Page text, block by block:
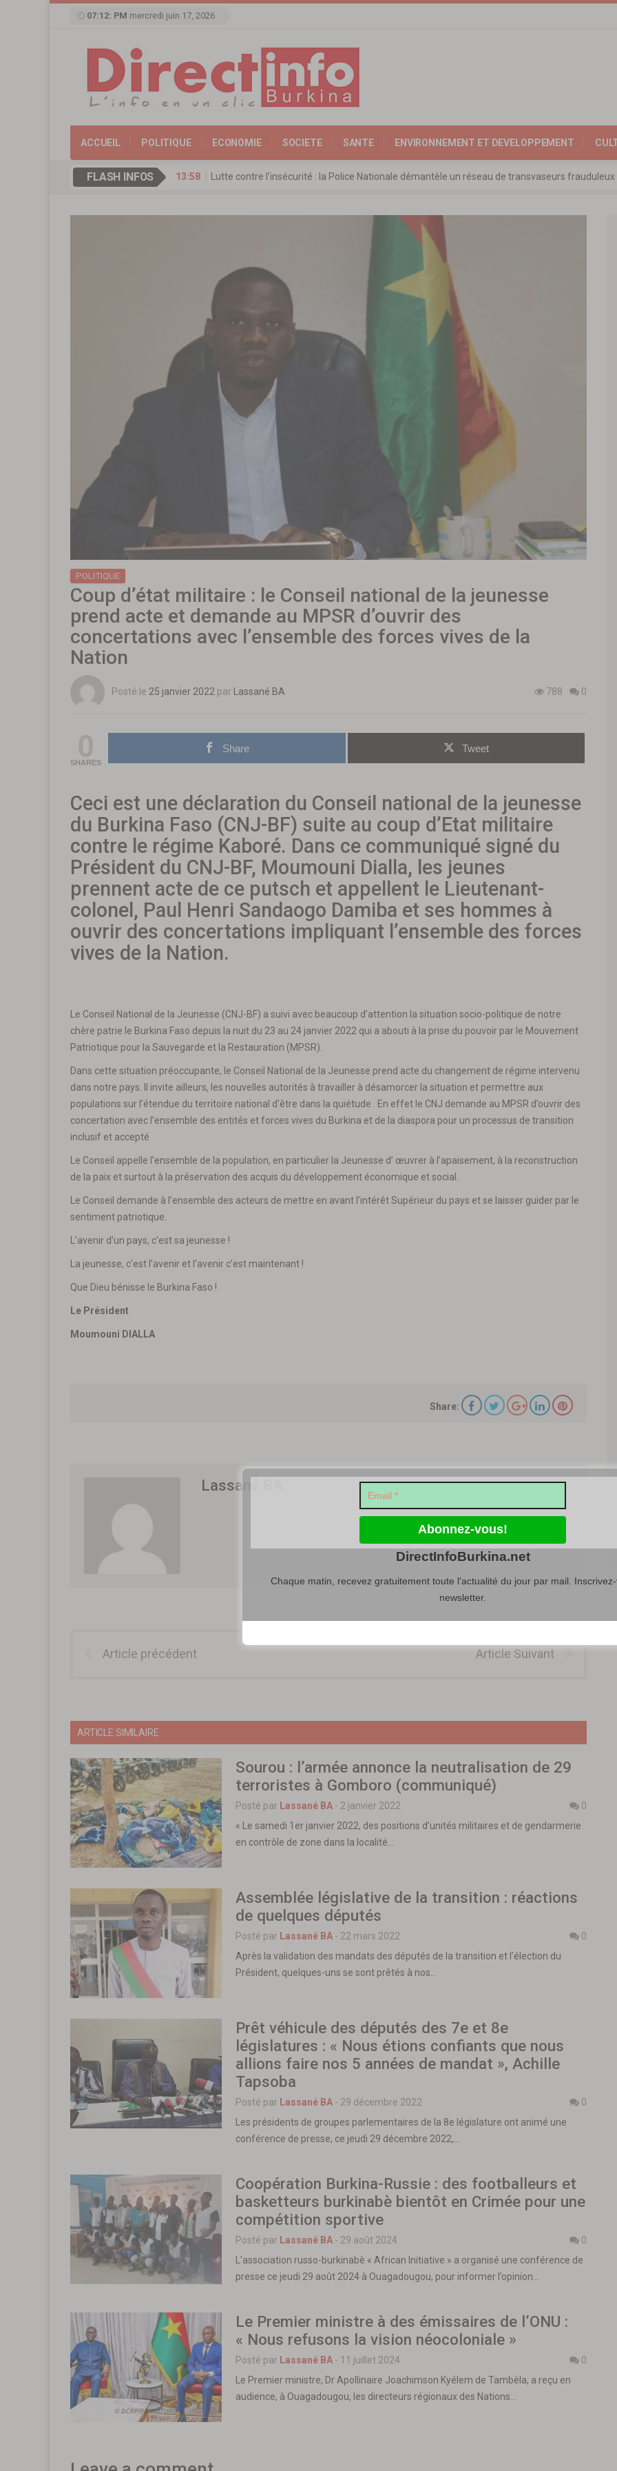
07:12: PM mercredi juin 17, 2026
ACCUEIL POLITIQUE ECONOMIE SOCIETE SANTE ENVIRONNEMENT ET DEVELOPPEMENT
FLASH INFOS 13:58
Lutte contre l’insécurité : la Police Nationale démantèle un réseau de transvaseurs
13:09
Réserve militaire au Burkina Faso : la nouvelle loi adoptée à l’unanimité
Mémorial Thomas-Sankara: les ministres chargés du Commerce de l’AES ravivent leurs
POLITIQUE
Coup d’état militaire : le Conseil national de la jeunesse
prend acte et demande au MPSR d’ouvrir des
concertations avec l’ensemble des forces vives de la
Nation
Posté le 25 janvier 2022 par Lassané BA 788 0
SHARES
Share Tweet
Ceci est une déclaration du Conseil national de la jeunesse
du Burkina Faso (CNJ-BF) suite au coup d’Etat militaire
contre le régime Kaboré. Dans ce communiqué signé du
Président du CNJ-BF, Moumouni Dialla, les jeunes
prennent acte de ce putsch et appellent le Lieutenant-
colonel, Paul Henri Sandaogo Damiba et ses hommes à
ouvrir des concertations impliquant l’ensemble des forces
vives de la Nation.
Le Conseil National de la Jeunesse (CNJ-BF) a suivi avec beaucoup d’attention la situation socio-politique de notre
chère patrie le Burkina Faso depuis la nuit du 23 au 24 janvier 2022 qui a abouti à la prise du pouvoir par le Mouvement
Patriotique pour la Sauvegarde et la Restauration (MPSR).
Dans cette situation préoccupante, le Conseil National de la Jeunesse prend acte du changement de régime intervenu
dans notre pays. Il invite ailleurs, les nouvelles autorités à travailler à désamorcer la situation et permettre aux
populations sur l’étendue du territoire national d’être dans la quiétude . En effet le CNJ demande au MPSR d’ouvrir des
concertation avec l’ensemble des entités et forces vives du Burkina et de la diaspora pour un processus de transition
inclusif et accepté
Le Conseil appelle l’ensemble de la population, en particulier la Jeunesse d’ œuvrer à l’apaisement, à la reconstruction
de la paix et surtout à la préservation des acquis du développement économique et social.
Le Conseil demande à l’ensemble des acteurs de mettre en avant l’intérêt Supérieur du pays et se laisser guider par le
sentiment patriotique.
L’avenir d’un pays, c’est sa jeunesse !
La jeunesse, c’est l’avenir et l’avenir c’est maintenant !
Que Dieu bénisse le Burkina Faso !
Le Président
Moumouni DIALLA
Share:
Lassané BA
Article précédent Article Suivant
ARTICLE SIMILAIRE
Sourou : l’armée annonce la neutralisation de 29
terroristes à Gomboro (communiqué)
Posté par Lassané BA - 2 janvier 2022
0
« Le samedi 1er janvier 2022, des positions d’unités militaires et de gendarmerie
en contrôle de zone dans la localité…
Assemblée législative de la transition : réactions
de quelques députés
Posté par Lassané BA - 22 mars 2022
0
Après la validation des mandats des députés de la transition et l’élection du
Président, quelques-uns se sont prêtés à nos…
Prêt véhicule des députés des 7e et 8e
législatures : « Nous étions confiants que nous
allions faire nos 5 années de mandat », Achille
Tapsoba
Posté par Lassané BA - 29 décembre 2022
0
Les présidents de groupes parlementaires de la 8e législature ont animé une
conférence de presse, ce jeudi 29 décembre 2022,…
Coopération Burkina-Russie : des footballeurs et
basketteurs burkinabè bientôt en Crimée pour une
compétition sportive
Posté par Lassané BA - 29 août 2024
0
L’association russo-burkinabè « African Initiative » a organisé une conférence de
presse ce jeudi 29 août 2024 à Ouagadougou, pour informer l’opinion…
Le Premier ministre à des émissaires de l’ONU :
« Nous refusons la vision néocoloniale »
Posté par Lassané BA - 11 juillet 2024
0
Le Premier ministre, Dr Apollinaire Joachimson Kyélem de Tambèla, a reçu en
audience, à Ouagadougou, les directeurs régionaux des Nations…
DirectInfoBurkina.net
Chaque matin, recevez gratuitement toute l'actualité du jour par mail.
newsletter.